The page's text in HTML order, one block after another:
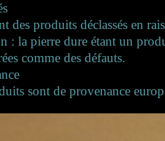
des produits déclassés en
: la pierre dure étant un
comme des défauts.
sont de provenance